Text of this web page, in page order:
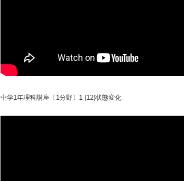
中学1年理科講座〔1分野〕1 (12)状態変化